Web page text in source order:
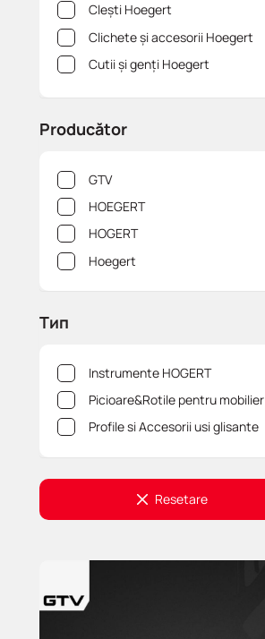
Clești Hoegert
Clichete și accesorii Hoegert
Cutii și genți Hoegert
Menghine Hoegert, cleme
Рroducător
GTV
HOEGERT
HOGERT
Hoegert
Тип
Instrumente HOGERT
Picioare&Rotile pentru mobilier
Profile si Accesorii usi glisante
Resetare